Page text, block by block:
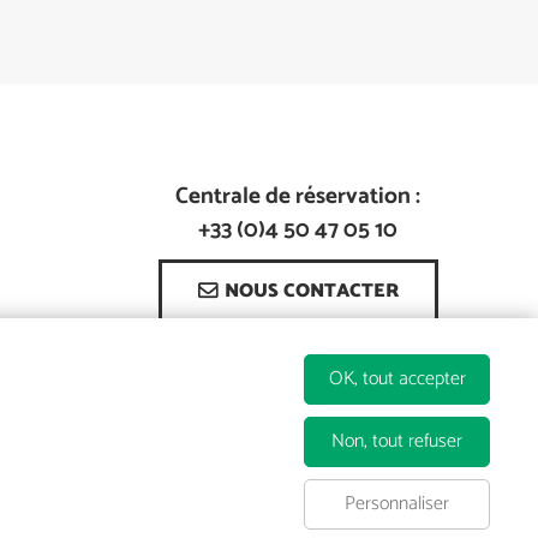
Centrale de réservation :
+33 (0)4 50 47 05 10
NOUS CONTACTER
COMMENT VENIR ?
VERS LE SITE STATION
OK, tout accepter
Non, tout refuser
Personnaliser